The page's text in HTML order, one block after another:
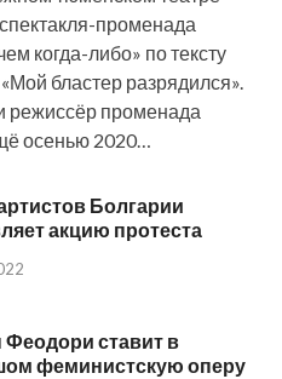
променада
когда-либо» по тексту
бластер разрядился».
режиссёр променада
осенью 2020…
Болгарии
акцию протеста
ставит в
феминистскую оперу